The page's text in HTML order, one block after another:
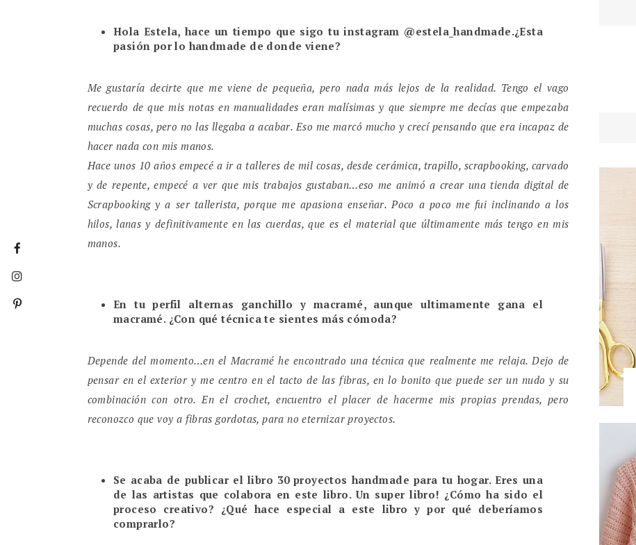
Hola Estela, hace un tiempo que sigo tu instagram @estela_handmade.¿Esta
pasión por lo handmade de donde viene?
Me gustaría decirte que me viene de pequeña, pero nada más lejos de la realidad. Tengo el vago
recuerdo de que mis notas en manualidades eran malísimas y que siempre me decías que empezaba
muchas cosas, pero no las llegaba a acabar. Eso me marcó mucho y crecí pensando que era incapaz de
hacer nada con mis manos.
Hace unos 10 años empecé a ir a talleres de mil cosas, desde cerámica, trapillo, scrapbooking, carvado
y de repente, empecé a ver que mis trabajos gustaban…eso me animó a crear una tienda digital de
Scrapbooking y a ser tallerista, porque me apasiona enseñar. Poco a poco me fui inclinando a los
hilos, lanas y definitivamente en las cuerdas, que es el material que últimamente más tengo en mis
manos.
En tu perfil alternas ganchillo y macramé, aunque ultimamente gana el
macramé. ¿Con qué técnica te sientes más cómoda?
Depende del momento…en el Macramé he encontrado una técnica que realmente me relaja. Dejo de
pensar en el exterior y me centro en el tacto de las fibras, en lo bonito que puede ser un nudo y su
combinación con otro. En el crochet, encuentro el placer de hacerme mis propias prendas, pero
reconozco que voy a fibras gordotas, para no eternizar proyectos.
Se acaba de publicar el libro 30 proyectos handmade para tu hogar. Eres una
de las artistas que colabora en este libro. Un super libro! ¿Cómo ha sido el
proceso creativo? ¿Qué hace especial a este libro y por qué deberíamos
comprarlo?